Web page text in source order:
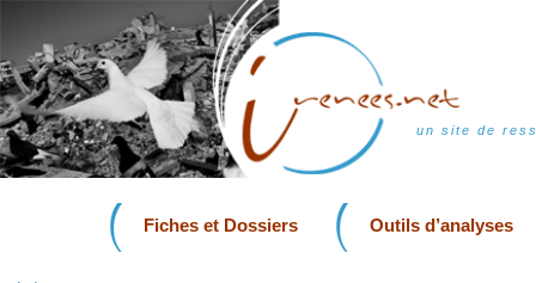
un site de
Fiches et Dossiers Outils d’analyses